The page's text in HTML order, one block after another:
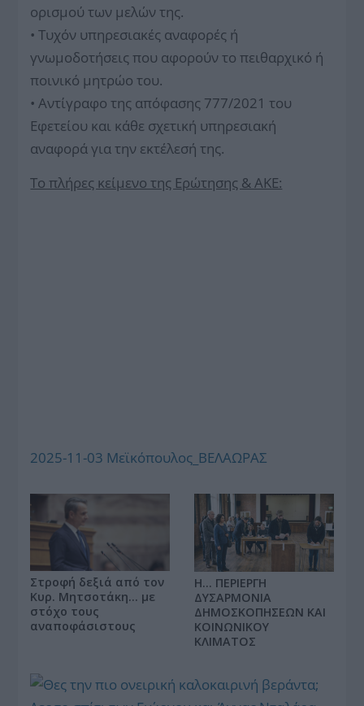
ορισμού των μελών της.
• Τυχόν υπηρεσιακές αναφορές ή
γνωμοδοτήσεις που αφορούν το πειθαρχικό ή
ποινικό μητρώο του.
• Αντίγραφο της απόφασης 777/2021 του
Εφετείου και κάθε σχετική υπηρεσιακή
αναφορά για την εκτέλεσή της.
Το πλήρες κείμενο της Ερώτησης & ΑΚΕ:
2025-11-03 Μεϊκόπουλος_ΒΕΛΑΩΡΑΣ
Στροφή δεξιά από τον
Κυρ. Μητσοτάκη… με
στόχο τους
αναποφάσιστους
Η… ΠΕΡΙΕΡΓΗ
ΔΥΣΑΡΜΟΝΙΑ
ΔΗΜΟΣΚΟΠΗΣΕΩΝ ΚΑΙ
ΚΟΙΝΩΝΙΚΟΥ
ΚΛΙΜΑΤΟΣ